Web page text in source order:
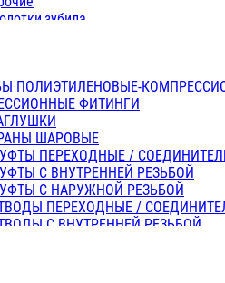
OASIS
ПОЛИЭТИЛЕНОВЫЕ-
ФИТИНГИ
ШАРОВЫЕ
ПЕРЕХОДНЫЕ /
С ВНУТРЕННЕЙ РЕЗЬБОЙ
С НАРУЖНОЙ РЕЗЬБОЙ
ПЕРЕХОДНЫЕ /
С ВНУТРЕННЕЙ РЕЗЬБОЙ
С НАРУЖНОЙ РЕЗЬБОЙ